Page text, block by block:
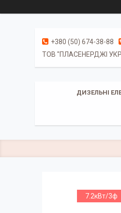
+380 (50) 674-38-88
ТОВ "ПЛАСЕНЕРДЖІ
ДИЗЕЛЬНІ
7.2кВт/3ф